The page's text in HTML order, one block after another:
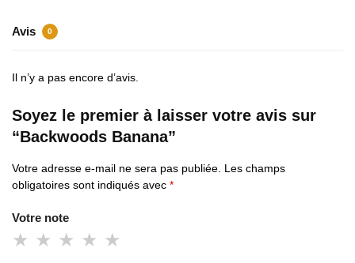
Avis 0
Il n’y a pas encore d’avis.
Soyez le premier à laisser votre avis sur
“Backwoods Banana”
Votre adresse e-mail ne sera pas publiée. Les champs
obligatoires sont indiqués avec *
Votre note